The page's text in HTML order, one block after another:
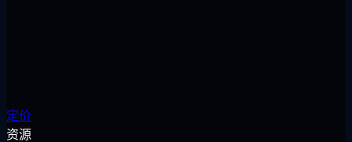
定价
资源